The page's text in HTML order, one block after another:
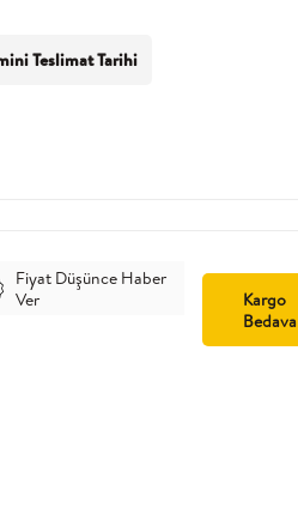
Teslimat Tarihi
Fiyat Düşünce Haber
Ver
Kargo
Bedava